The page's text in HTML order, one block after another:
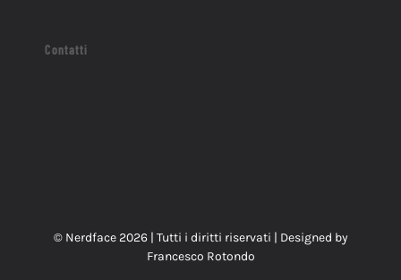
Contatti
© Nerdface 2026 | Tutti i diritti riservati | Designed by
Francesco Rotondo